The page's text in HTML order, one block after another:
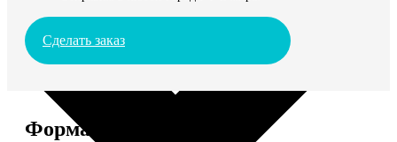
Сделать заказ
Форматы и цены